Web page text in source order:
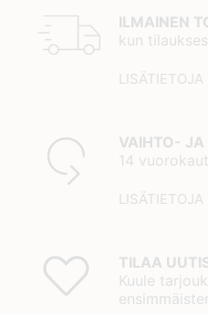
ILMAINEN
kun
LISÄTIETOJA
VAIHTO- JA
14
LISÄTIETOJA
TILAA
Kuule